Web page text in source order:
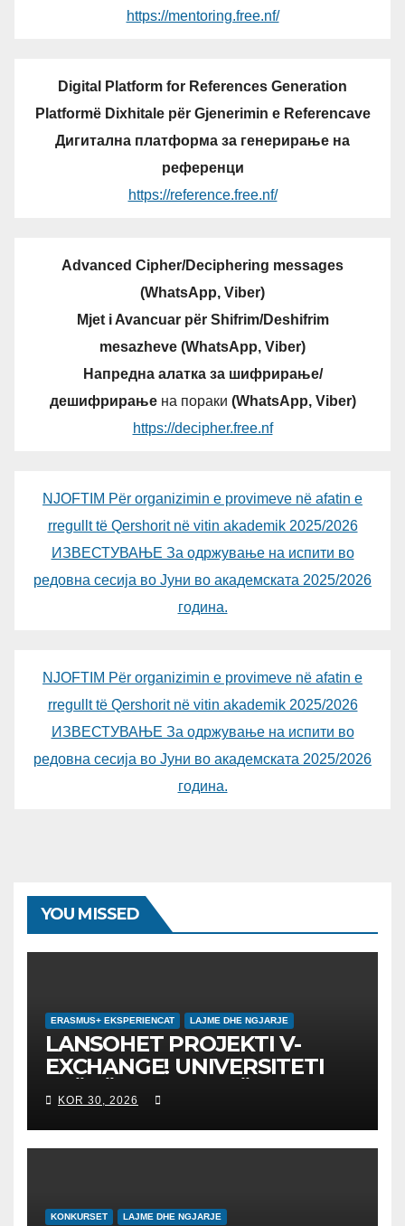
https://mentoring.free.nf/
Digital Platform for References Generation
Platformë Dixhitale për Gjenerimin e Referencave
Дигитална платформа за генерирање на
референци
https://reference.free.nf/
Advanced Cipher/Deciphering messages
(WhatsApp, Viber)
Mjet i Avancuar për Shifrim/Deshifrim
mesazheve (WhatsApp, Viber)
Напредна алатка за шифрирање/
дешифрирањена пораки (WhatsApp, Viber)
https://decipher.free.nf
NJOFTIM Për organizimin e provimeve në afatin e
rregullt të Qershorit në vitin akademik 2025/2026
ИЗВЕСТУВАЊЕ За одржување на испити во
редовна сесија во Јуни во академската 2025/2026
година.
NJOFTIM Për organizimin e provimeve në afatin e
rregullt të Qershorit në vitin akademik 2025/2026
ИЗВЕСТУВАЊЕ За одржување на испити во
редовна сесија во Јуни во академската 2025/2026
година.
YOU MISSED
ERASMUS+ EKSPERIENCAT LAJME DHE NGJARJE
LANSOHET PROJEKTI V-
EXCHANGE! UNIVERSITETI
“NËNË TEREZA” NË SHKUP
UDHËHEQ NISMËN
NDËRKOMBËTARE PËR
EDUKIMIN DIGJITAL DHE
KOR 30, 2026
KONKURSET LAJME DHE NGJARJE